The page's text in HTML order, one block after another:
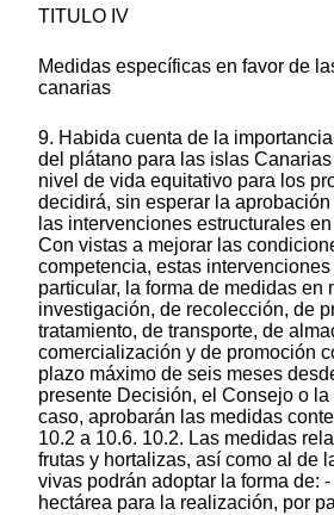
TITULO IV
Medidas específicas en favor de
canarias
9. Habida cuenta de la
del plátano para las islas
nivel de vida equitativo para los
decidirá, sin esperar la
las intervenciones estructurales
Con vistas a mejorar las
competencia, estas
particular, la forma de medidas en
investigación, de recolección, de
tratamiento, de transporte, de
comercialización y de promoción
plazo máximo de seis meses
presente Decisión, el Consejo o la
caso, aprobarán las medidas
10.2 a 10.6. 10.2. Las medidas
frutas y hortalizas, así como al de
vivas podrán adoptar la forma de:
hectárea para la realización, por